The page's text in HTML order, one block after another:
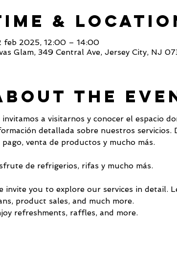
&
feb 2025, 12:00 – 14:00
Glam, 349 Central Ave, Jersey City, NJ
The
invitamos a visitarnos y conocer el espacio
detallada sobre nuestros servicios.
pago, venta de productos y mucho más.
de refrigerios, rifas y mucho más.
invite you to explore our services in detail.
product sales, and much more.
refreshments, raffles, and more.